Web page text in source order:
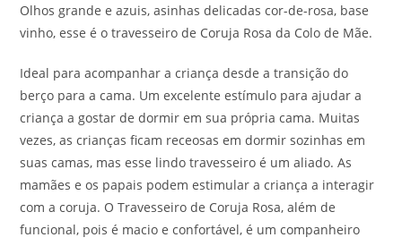
Olhos grande e azuis, asinhas delicadas cor-de-rosa, base
vinho, esse é o travesseiro de Coruja Rosa da Colo de Mãe.
Ideal para acompanhar a criança desde a transição do
berço para a cama. Um excelente estímulo para ajudar a
criança a gostar de dormir em sua própria cama. Muitas
vezes, as crianças ficam receosas em dormir sozinhas em
suas camas, mas esse lindo travesseiro é um aliado. As
mamães e os papais podem estimular a criança a interagir
com a coruja. O Travesseiro de Coruja Rosa, além de
funcional, pois é macio e confortável, é um companheiro